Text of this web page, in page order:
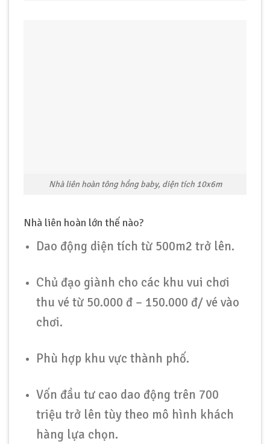
Nhà liên hoàn tông hồng baby, diện tích 10x6m
Nhà liên hoàn lớn thế nào?
Dao động diện tích từ 500m2 trở lên.
Chủ đạo giành cho các khu vui chơi
thu vé từ 50.000 đ – 150.000 đ/ vé vào
chơi.
Phù hợp khu vực thành phố.
Vốn đầu tư cao dao động trên 700
triệu trở lên tùy theo mô hình khách
hàng lựa chọn.